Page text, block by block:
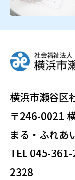
横浜市瀬谷区
〒246-0021
まる・ふれあ
TEL 045-
2328